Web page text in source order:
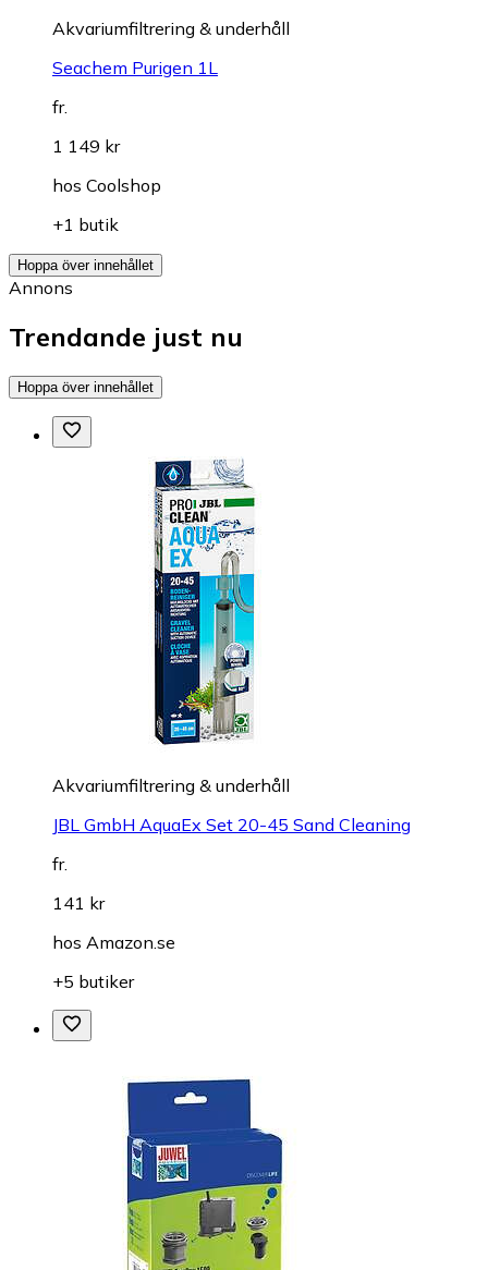
Akvariumfiltrering & underhåll
Seachem Purigen 1L
fr.
1 149 kr
hos Coolshop
+1 butik
Hoppa över innehållet
Annons
Trendande just nu
Hoppa över innehållet
Akvariumfiltrering & underhåll
JBL GmbH AquaEx Set 20-45 Sand Cleaning
fr.
141 kr
hos Amazon.se
+5 butiker